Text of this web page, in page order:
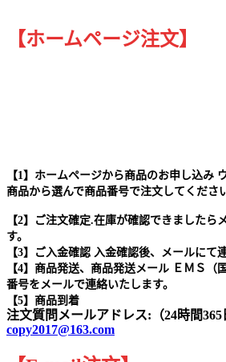
【ホームページ注文】
【1】ホームページから商品のお申し込み
商品から選んで商品番号で注文してくださ
【2】ご注文確定.在庫が確認できましたら
す。
【3】ご入金確認 入金確認後、メールにて
【4】商品発送、商品発送メール ＥＭＳ（
番号をメールで連絡いたします。
【5】商品到着
注文質問メールアドレス:（24時間365
copy2017@163.com